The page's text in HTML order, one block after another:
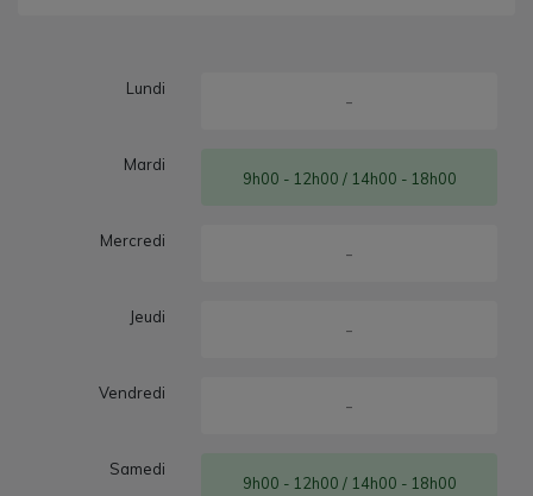
Lundi
-
Mardi
9h00 - 12h00 / 14h00 - 18h00
Mercredi
-
Jeudi
-
Vendredi
-
Samedi
9h00 - 12h00 / 14h00 - 18h00